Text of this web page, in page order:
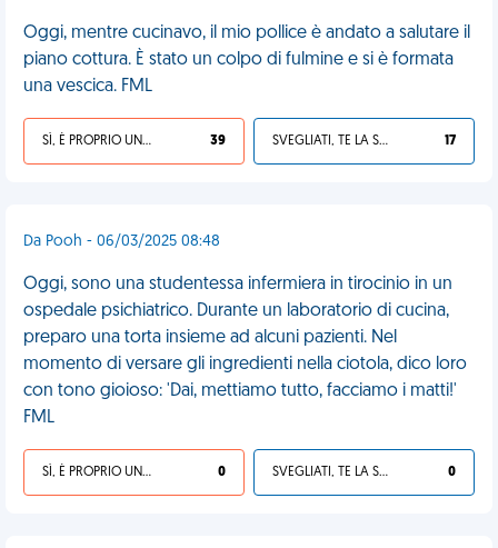
Oggi, mentre cucinavo, il mio pollice è andato a salutare il
piano cottura. È stato un colpo di fulmine e si è formata
una vescica. FML
SÌ, È PROPRIO UNA VDM! 39 SVEGLIATI, TE LA SEI CERCATA! 17
Da Pooh - 06/03/2025 08:48
Oggi, sono una studentessa infermiera in tirocinio in un
ospedale psichiatrico. Durante un laboratorio di cucina,
preparo una torta insieme ad alcuni pazienti. Nel
momento di versare gli ingredienti nella ciotola, dico loro
con tono gioioso: 'Dai, mettiamo tutto, facciamo i matti!'
FML
SÌ, È PROPRIO UNA VDM! 0 SVEGLIATI, TE LA SEI CERCATA! 0